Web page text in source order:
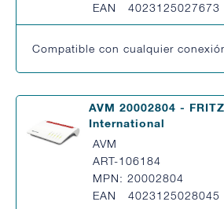
EAN 4023125027673
Compatible con cualquier
AVM 20002804 -
International
AVM
ART-106184
MPN: 20002804
EAN 4023125028045